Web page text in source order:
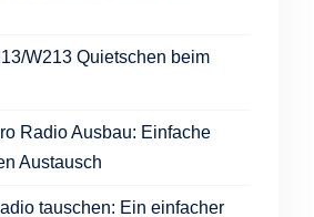
W213 Quietschen beim
Radio Ausbau: Einfache
Austausch
tauschen: Ein einfacher